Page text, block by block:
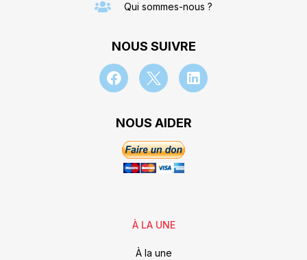
Qui sommes-nous ?
NOUS SUIVRE
NOUS AIDER
À LA UNE
À la une